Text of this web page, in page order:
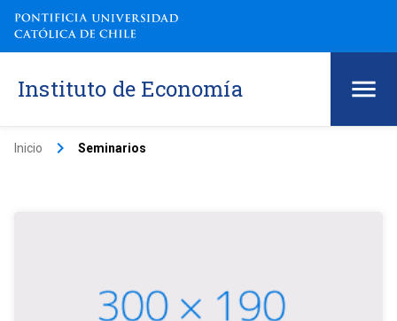
Instituto de Economía
Inicio keyboard_arrow_right Seminarios